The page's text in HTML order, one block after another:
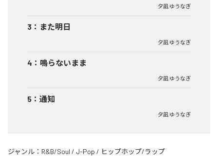
夕凪 ゆうなぎ
3 ： また明日
夕凪 ゆうなぎ
4 ： 鳴らないまま
夕凪 ゆうなぎ
5 ： 通知
夕凪 ゆうなぎ
ジャンル： R&B/Soul / J-Pop / ヒップホップ/ラップ